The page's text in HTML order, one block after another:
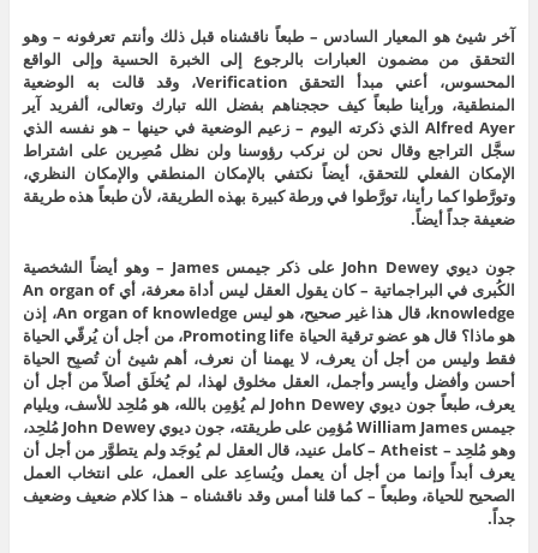
آخر شيئ هو المعيار السادس – طبعاً ناقشناه قبل ذلك وأنتم تعرفونه – وهو
التحقق من مضمون العبارات بالرجوع إلى الخبرة الحسية وإلى الواقع
المحسوس، أعني مبدأ التحقق Verification، وقد قالت به الوضعية
المنطقية، ورأينا طبعاً كيف حججناهم بفضل الله تبارك وتعالى، ألفريد آير
Alfred Ayer الذي ذكرته اليوم – زعيم الوضعية في حينها – هو نفسه الذي
سجَّل التراجع وقال نحن لن نركب رؤوسنا ولن نظل مُصِرين على اشتراط
الإمكان الفعلي للتحقق، أيضاً نكتفي بالإمكان المنطقي والإمكان النظري،
وتورَّطوا كما رأينا، تورَّطوا في ورطة كبيرة بهذه الطريقة، لأن طبعاً هذه طريقة
ضعيفة جداً أيضاً.
جون ديوي John Dewey على ذكر جيمس James – وهو أيضاً الشخصية
الكُبرى في البراجماتية – كان يقول العقل ليس أداة معرفة، أي An organ of
knowledge، قال هذا غير صحيح، هو ليس An organ of knowledge، إذن
هو ماذا؟ قال هو عضو ترقية الحياة Promoting life، من أجل أن يُرقّي الحياة
فقط وليس من أجل أن يعرف، لا يهمنا أن نعرف، أهم شيئ أن تُصبِح الحياة
أحسن وأفضل وأيسر وأجمل، العقل مخلوق لهذا، لم يُخلَق أصلاً من أجل أن
يعرف، طبعاً جون ديوي John Dewey لم يُؤمِن بالله، هو مُلحِد للأسف، ويليام
جيمس William James مُؤمِن على طريقته، جون ديوي John Dewey مُلحِد،
وهو مُلحِد – Atheist – كامل عنيد، قال العقل لم يُوجَد ولم يتطوَّر من أجل أن
يعرف أبداً وإنما من أجل أن يعمل ويُساعِد على العمل، على انتخاب العمل
الصحيح للحياة، وطبعاً – كما قلنا أمس وقد ناقشناه – هذا كلام ضعيف وضعيف
جداً.